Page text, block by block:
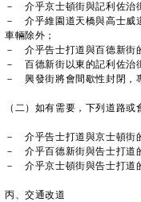
－ 介乎京士頓街與記利佐治
－ 介乎維園道天橋與高士威
車輛除外；
－ 介乎告士打道與百德新街
－ 百德新街以東的記利佐治
－ 興發街將會間歇性封閉，
（二）如有需要，下列道路或
－ 介乎告士打道與京士頓街
－ 介乎百德新街與告士打道
－ 介乎京士頓街與告士打道
丙、交通改道